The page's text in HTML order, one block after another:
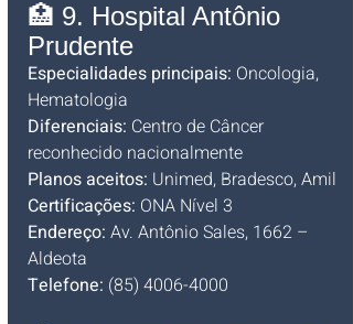
🏥 9. Hospital Antônio
Prudente
Especialidades principais: Oncologia,
Hematologia
Diferenciais: Centro de Câncer
reconhecido nacionalmente
Planos aceitos: Unimed, Bradesco, Amil
Certificações: ONA Nível 3
Endereço: Av. Antônio Sales, 1662 –
Aldeota
Telefone: (85) 4006-4000